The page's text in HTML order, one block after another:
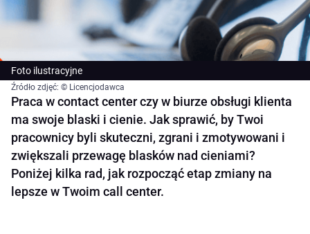
Foto ilustracyjne
Źródło zdjęć: © Licencjodawca
Praca w contact center czy w biurze obsługi klienta
ma swoje blaski i cienie. Jak sprawić, by Twoi
pracownicy byli skuteczni, zgrani i zmotywowani i
zwiększali przewagę blasków nad cieniami?
Poniżej kilka rad, jak rozpocząć etap zmiany na
lepsze w Twoim call center.